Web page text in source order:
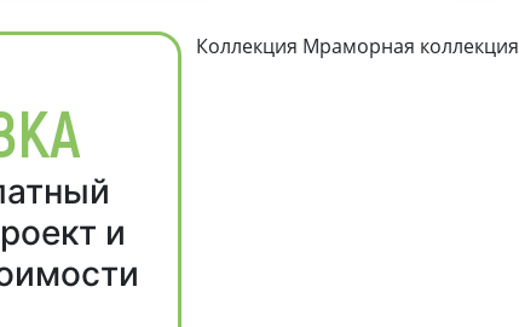
и
Коллекция Мраморная коллекция